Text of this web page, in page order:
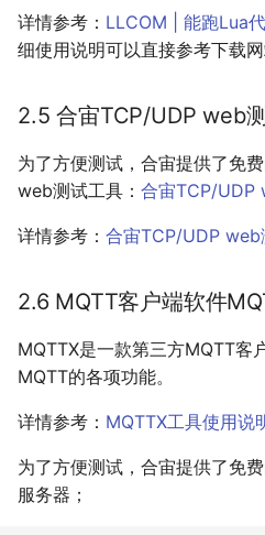
详情参考： LLCOM | 能跑Lua
细使用说明可以直接参考下载网
2.5 合宙TCP/UDP web
为了方便测试，合宙提供了免
web测试工具： 合宙TCP/UDP
详情参考： 合宙TCP/UDP web
2.6 MQTT客户端软件
MQTTX是一款第三方MQTT客
MQTT的各项功能。
详情参考： MQTTX工具使用说
为了方便测试，合宙提供了免
服务器；